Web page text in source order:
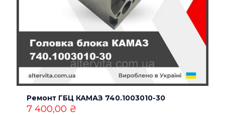
Ремонт ГБЦ КАМАЗ 740.1003010-30
7 400,00 ₴